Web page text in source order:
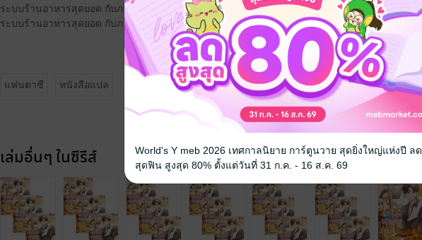
ระบบร้านอาหารสุดยอด กับภารกิจพลิกชีวิต พิชิตเงินล้าน เล่ม 5
ระบบร้านอาหารสุดยอด กับภารกิจพลิกชีวิต พิชิตเงินล้าน เล่ม 6
แฟนตาซี หนังสือแปล นิยายจีนแปล
เล่มอื่นๆ ในซีรีส์
World's Y meb 2026 เทศกาลนิยาย การ์ตูนวาย สุดยิ่งใหญ่แห่งปี ลด
สุดฟิน สูงสุด 80% ตั้งแต่วันที่ 31 ก.ค. - 16 ส.ค. 69